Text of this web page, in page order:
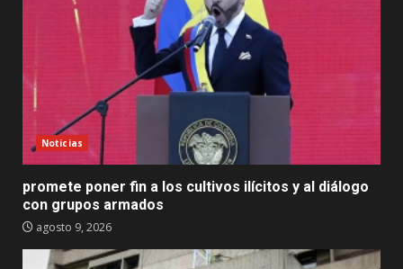
Noticias
promete poner fin a los cultivos ilícitos y al diálogo
con grupos armados
agosto 9, 2026